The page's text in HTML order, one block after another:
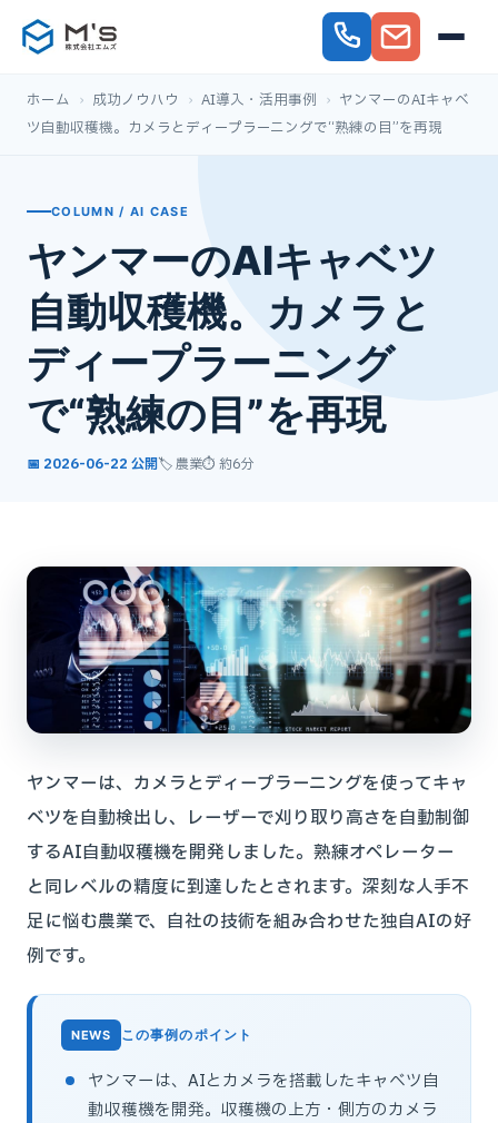
ホーム › 成功ノウハウ › AI導入・活用事例 › ヤンマーのAIキャベ
ツ自動収穫機。カメラとディープラーニングで“熟練の目”を再現
COLUMN / AI CASE
ヤンマーのAIキャベツ
自動収穫機。カメラと
ディープラーニング
で“熟練の目”を再現
📅 2026-06-22 公開🏷️ 農業⏱ 約6分
ヤンマーは、カメラとディープラーニングを使ってキャ
ベツを自動検出し、レーザーで刈り取り高さを自動制御
するAI自動収穫機を開発しました。熟練オペレーター
と同レベルの精度に到達したとされます。深刻な人手不
足に悩む農業で、自社の技術を組み合わせた独自AIの好
例です。
この事例のポイント
ヤンマーは、AIとカメラを搭載したキャベツ自
動収穫機を開発。収穫機の上方・側方のカメラ